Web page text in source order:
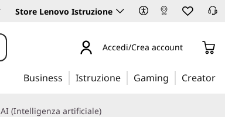
Store Lenovo Istruzione
Accedi/Crea account
Business Istruzione Gaming Creator
AI (Intelligenza artificiale)